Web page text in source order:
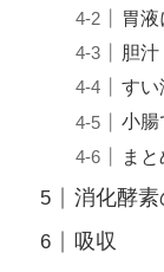
胃
胆汁
すい
小腸
まと
消化酵素
吸収